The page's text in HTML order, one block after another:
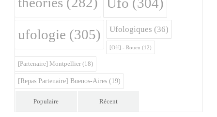
ufologie (305) Ufologiques (36)
[Off] - Rouen (12)
[Partenaire] Montpellier (18)
[Repas Partenaire] Buenos-Aires (19)
Populaire Récent